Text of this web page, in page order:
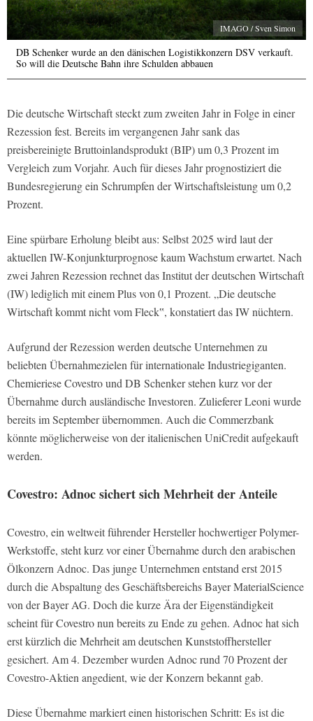
IMAGO / Sven Simon
DB Schenker wurde an den dänischen Logistikkonzern DSV verkauft.
So will die Deutsche Bahn ihre Schulden abbauen
Die deutsche Wirtschaft steckt zum zweiten Jahr in Folge in einer
Rezession fest. Bereits im vergangenen Jahr sank das
preisbereinigte Bruttoinlandsprodukt (BIP) um 0,3 Prozent im
Vergleich zum Vorjahr. Auch für dieses Jahr prognostiziert die
Bundesregierung ein Schrumpfen der Wirtschaftsleistung um 0,2
Prozent.
Eine spürbare Erholung bleibt aus: Selbst 2025 wird laut der
aktuellen IW-Konjunkturprognose kaum Wachstum erwartet. Nach
zwei Jahren Rezession rechnet das Institut der deutschen Wirtschaft
(IW) lediglich mit einem Plus von 0,1 Prozent. „Die deutsche
Wirtschaft kommt nicht vom Fleck‟, konstatiert das IW nüchtern.
Aufgrund der Rezession werden deutsche Unternehmen zu
beliebten Übernahmezielen für internationale Industriegiganten.
Chemieriese Covestro und DB Schenker stehen kurz vor der
Übernahme durch ausländische Investoren. Zulieferer Leoni wurde
bereits im September übernommen. Auch die Commerzbank
könnte möglicherweise von der italienischen UniCredit aufgekauft
werden.
Covestro: Adnoc sichert sich Mehrheit der Anteile
Covestro, ein weltweit führender Hersteller hochwertiger Polymer-
Werkstoffe, steht kurz vor einer Übernahme durch den arabischen
Ölkonzern Adnoc. Das junge Unternehmen entstand erst 2015
durch die Abspaltung des Geschäftsbereichs Bayer MaterialScience
von der Bayer AG. Doch die kurze Ära der Eigenständigkeit
scheint für Covestro nun bereits zu Ende zu gehen. Adnoc hat sich
erst kürzlich die Mehrheit am deutschen Kunststoffhersteller
gesichert. Am 4. Dezember wurden Adnoc rund 70 Prozent der
Covestro-Aktien angedient, wie der Konzern bekannt gab.
Diese Übernahme markiert einen historischen Schritt: Es ist die